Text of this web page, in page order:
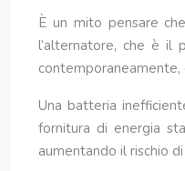
È un mito pensare
l’alternatore, che è il
contemporaneamente,
Una batteria
fornitura di energia
aumentando il rischio